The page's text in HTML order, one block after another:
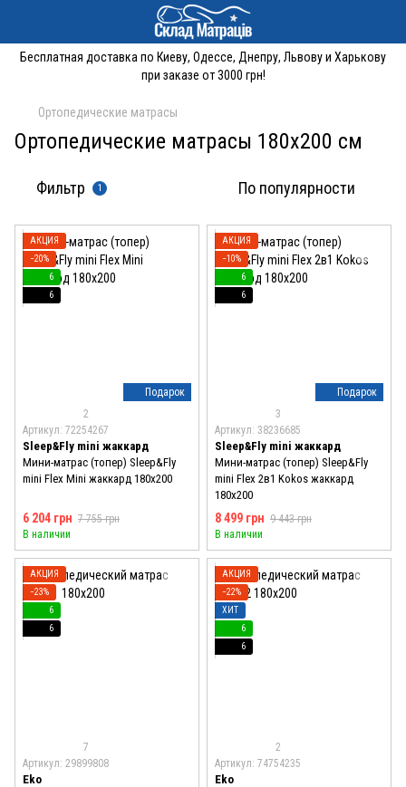
Бесплатная доставка по Киеву, Одессе, Днепру, Львову и Харькову
при заказе от 3000 грн!
Ортопедические матрасы
Ортопедические матрасы 180x200 см
Фильтр 1 По популярности
Подарок
АКЦИЯ
−20%
6
6
2
Артикул: 72254267
Sleep&Fly mini жаккард
Мини-матрас (топер) Sleep&Fly
mini Flex Mini жаккард 180x200
6 204 грн 7 755 грн
В наличии
Подарок
АКЦИЯ
−10%
6
6
3
Артикул: 38236685
Sleep&Fly mini жаккард
Мини-матрас (топер) Sleep&Fly
mini Flex 2в1 Kokos жаккард
180x200
8 499 грн 9 443 грн
В наличии
АКЦИЯ
−23%
6
6
7
Артикул: 29899808
Eko
АКЦИЯ
−22%
ХИТ
6
6
2
Артикул: 74754235
Eko